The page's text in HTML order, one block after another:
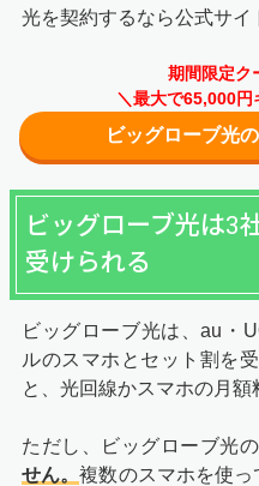
光を契約するなら公式サイ
期間限定ク
＼最大で65,000円
ビッグローブ光
ビッグローブ光は3
受けられる
ビッグローブ光は、au・
ルのスマホとセット割を
と、光回線かスマホの月額
ただし、ビッグローブ光の
せん。複数のスマホを使